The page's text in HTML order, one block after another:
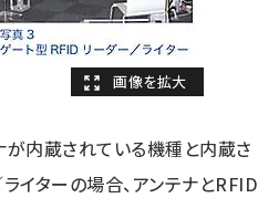
内蔵されている機種と内蔵さ
イターの場合、アンテナとRFID